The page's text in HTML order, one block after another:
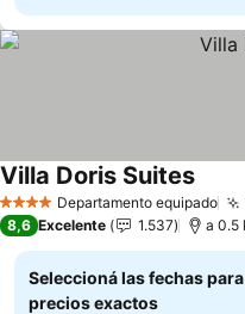
4 EstrellasDepartamento equipado
Villa Doris Suites
8,6 Excelente 1.537 a 0.5
Seleccioná las fechas
precios exactos